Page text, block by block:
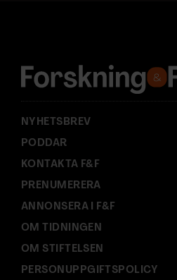
s
:
NYHETSBREV
PODDAR
KONTAKTA F&F
PRENUMERERA
ANNONSERA I F&F
OM TIDNINGEN
OM STIFTELSEN
PERSONUPPGIFTSPOLICY